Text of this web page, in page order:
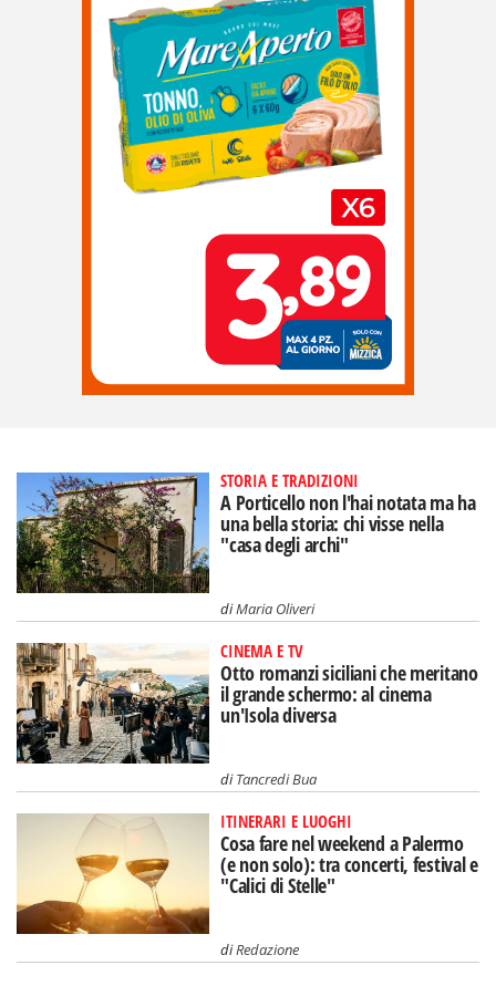
STORIA E TRADIZIONI
A Porticello non l'hai notata ma ha
una bella storia: chi visse nella
"casa degli archi"
diMaria Oliveri
CINEMA E TV
Otto romanzi siciliani che meritano
il grande schermo: al cinema
un'Isola diversa
diTancredi Bua
ITINERARI E LUOGHI
Cosa fare nel weekend a Palermo
(e non solo): tra concerti, festival e
"Calici di Stelle"
diRedazione